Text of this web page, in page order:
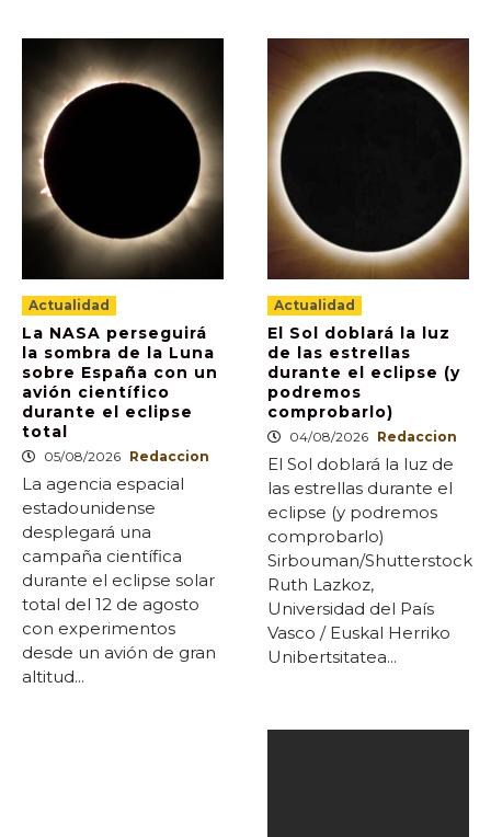
Actualidad
La NASA perseguirá
la sombra de la Luna
sobre España con un
avión científico
durante el eclipse
total
05/08/2026 Redaccion
La agencia espacial
estadounidense
desplegará una
campaña científica
durante el eclipse solar
total del 12 de agosto
con experimentos
desde un avión de gran
altitud...
Actualidad
El Sol doblará la luz
de las estrellas
durante el eclipse (y
podremos
comprobarlo)
04/08/2026 Redaccion
El Sol doblará la luz de
las estrellas durante el
eclipse (y podremos
comprobarlo)
Sirbouman/Shutterstock
Ruth Lazkoz,
Universidad del País
Vasco / Euskal Herriko
Unibertsitatea...